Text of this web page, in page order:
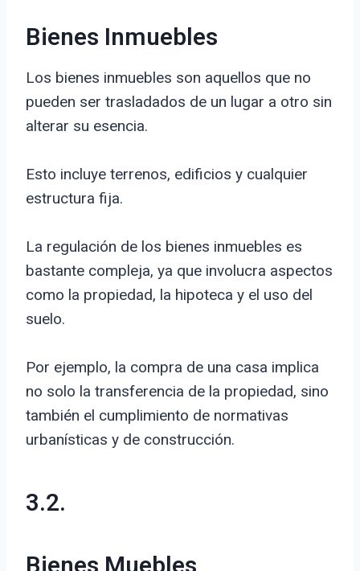
Bienes Inmuebles
Los bienes inmuebles son aquellos que no
pueden ser trasladados de un lugar a otro sin
alterar su esencia.
Esto incluye terrenos, edificios y cualquier
estructura fija.
La regulación de los bienes inmuebles es
bastante compleja, ya que involucra aspectos
como la propiedad, la hipoteca y el uso del
suelo.
Por ejemplo, la compra de una casa implica
no solo la transferencia de la propiedad, sino
también el cumplimiento de normativas
urbanísticas y de construcción.
3.2.